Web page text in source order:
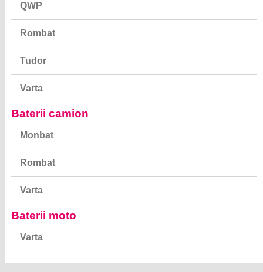
QWP
Rombat
Tudor
Varta
Baterii camion
Monbat
Rombat
Varta
Baterii moto
Varta